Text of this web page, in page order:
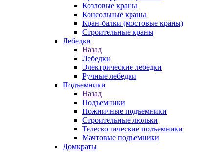
Козловые краны
Консольные краны
Кран-балки (мостовые краны)
Строительные краны
Лебедки
Назад
Лебедки
Электрические лебедки
Ручные лебедки
Подъемники
Назад
Подъемники
Ножничные подъемники
Строительные люльки
Телескопические подъемники
Мачтовые подъемники
Домкраты